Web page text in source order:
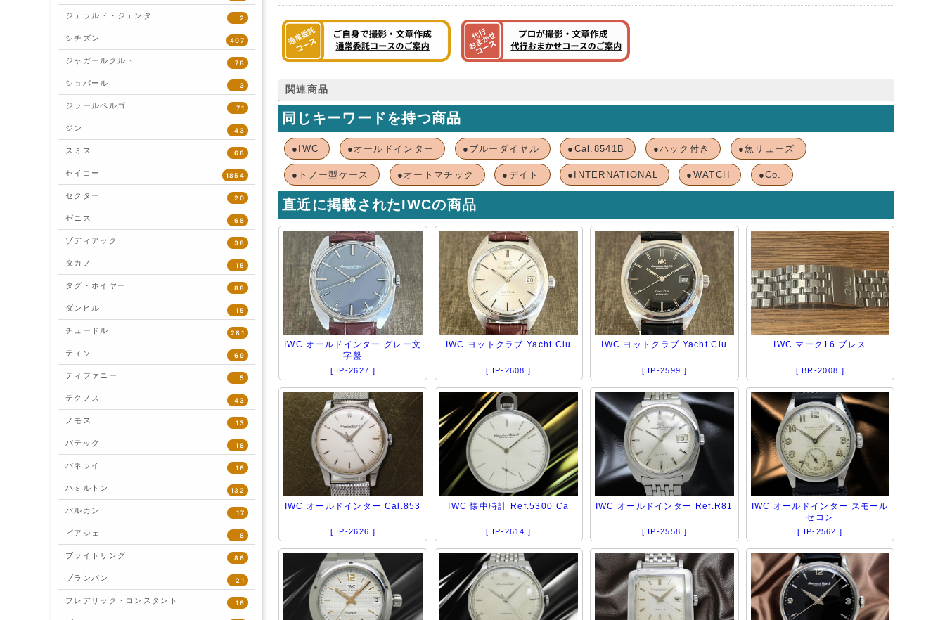
関連商品
同じキーワードを持つ商品
●IWC ●オールドインター ●ブルーダイヤル ●Cal.8541B ●ハック付き ●魚リューズ
●トノー型ケース ●オートマチック ●デイト ●INTERNATIONAL ●WATCH ●Co.
直近に掲載されたIWCの商品
IWC オールドインター グレー文
字盤
[ IP-2627 ]
IWC ヨットクラブ Yacht Clu
[ IP-2608 ]
IWC ヨットクラブ Yacht Clu
[ IP-2599 ]
IWC マーク16 ブレス
[ BR-2008 ]
IWC オールドインター Cal.853
[ IP-2626 ]
IWC 懐中時計 Ref.5300 Ca
[ IP-2614 ]
IWC オールドインター Ref.R81
[ IP-2558 ]
IWC オールドインター スモール
セコン
[ IP-2562 ]
ジェラルド・ジェンタ 2
シチズン 407
ジャガールクルト 78
ショパール 3
ジラールペルゴ 71
ジン 43
スミス 68
セイコー 1854
セクター 20
ゼニス 68
ゾディアック 38
タカノ 15
タグ・ホイヤー 88
ダンヒル 15
チュードル 281
ティソ 69
ティファニー 5
テクノス 43
ノモス 13
パテック 18
パネライ 16
ハミルトン 132
バルカン 17
ピアジェ 8
ブライトリング 86
ブランパン 21
フレデリック・コンスタント 16